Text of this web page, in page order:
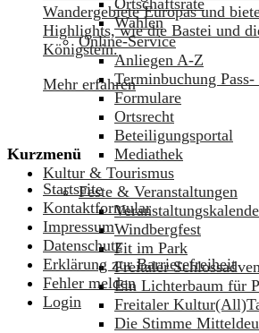
Ortschaftsräte
Wahlen
Online-Service
Anliegen A-Z
Terminbuchung
Formulare
Ortsrecht
Beteiligungsportal
Mediathek
Kultur & Tourismus
Feste & Veranstaltungen
Windbergfest
Fit im Park
Freitaler
Ein Lichterbaum für
Freitaler
Die Stimme
Wandergebiete Europas und
Highlights, wie die Bastei und
Königstein.
Mehr erfahren
Kurzmenü
Startseite
Kontaktformular
Impressum
Datenschutz
Erklärung zur Barrierefreiheit
Fehler melden
Login